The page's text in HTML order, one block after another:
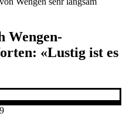
Wengen-
«Lustig ist es